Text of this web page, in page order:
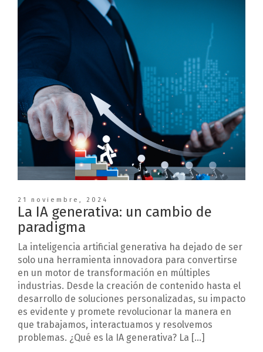
21 noviembre, 2024
La IA generativa: un cambio de
paradigma
La inteligencia artificial generativa ha dejado de ser
solo una herramienta innovadora para convertirse
en un motor de transformación en múltiples
industrias. Desde la creación de contenido hasta el
desarrollo de soluciones personalizadas, su impacto
es evidente y promete revolucionar la manera en
que trabajamos, interactuamos y resolvemos
problemas. ¿Qué es la IA generativa? La […]